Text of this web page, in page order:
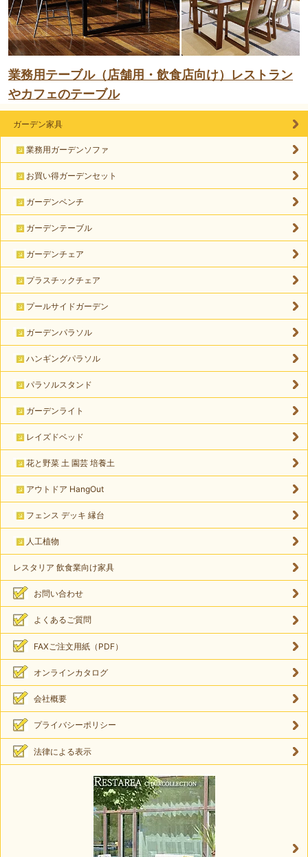
業務用テーブル（店舗用・飲食店向け）レストラン
やカフェのテーブル
ガーデン家具
業務用ガーデンソファ
お買い得ガーデンセット
ガーデンベンチ
ガーデンテーブル
ガーデンチェア
プラスチックチェア
プールサイドガーデン
ガーデンパラソル
ハンギングパラソル
パラソルスタンド
ガーデンライト
レイズドベッド
花と野菜 土 園芸 培養土
アウトドア HangOut
フェンス デッキ 縁台
人工植物
レスタリア 飲食業向け家具
お問い合わせ
よくあるご質問
FAXご注文用紙（PDF）
オンラインカタログ
会社概要
プライバシーポリシー
法律による表示